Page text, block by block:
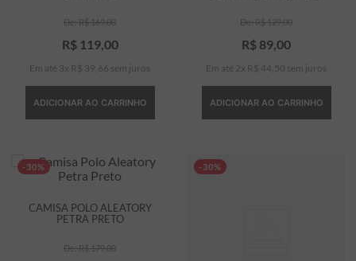
R$169,00
R$ 119, 00
Em até 3 x R$ 39 66 sem juros
ADICIONAR AO CARRINHO
R$129,00
R$ 89 00
Em até 2 x R$ 44 50 sem juros
ADICIONAR AO CARRINHO
-30%
CAMISA POLO ALEATORY
PETRA PRETO
R$179,00
-30%